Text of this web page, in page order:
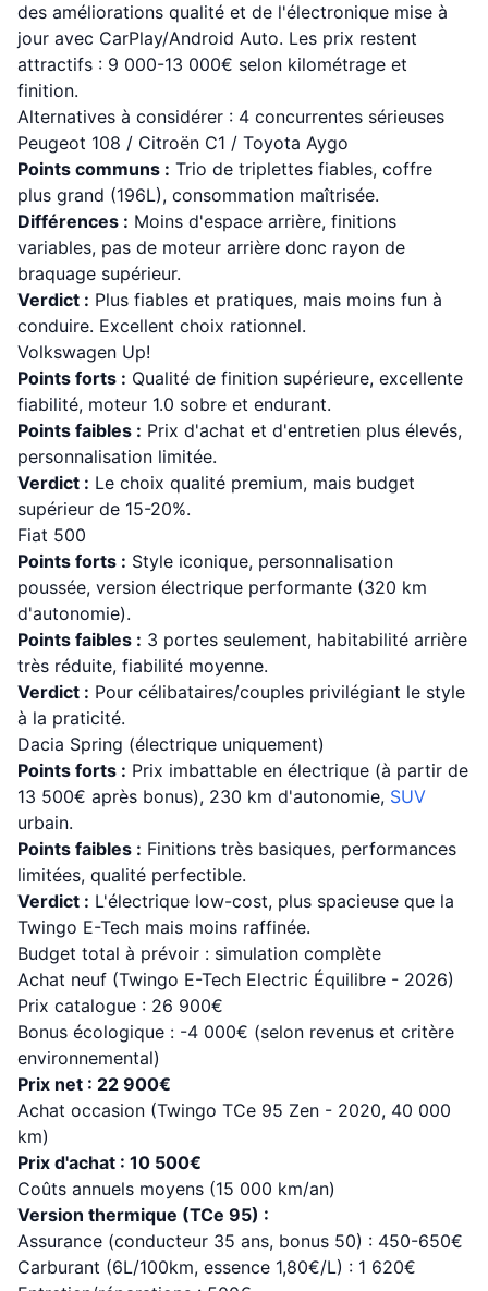
des améliorations qualité et de l'électronique mise à
jour avec CarPlay/Android Auto. Les prix restent
attractifs : 9 000-13 000€ selon kilométrage et
finition.
Alternatives à considérer : 4 concurrentes sérieuses
Peugeot 108 / Citroën C1 / Toyota Aygo
Points communs : Trio de triplettes fiables, coffre
plus grand (196L), consommation maîtrisée.
Différences : Moins d'espace arrière, finitions
variables, pas de moteur arrière donc rayon de
braquage supérieur.
Verdict : Plus fiables et pratiques, mais moins fun à
conduire. Excellent choix rationnel.
Volkswagen Up!
Points forts : Qualité de finition supérieure, excellente
fiabilité, moteur 1.0 sobre et endurant.
Points faibles : Prix d'achat et d'entretien plus élevés,
personnalisation limitée.
Verdict : Le choix qualité premium, mais budget
supérieur de 15-20%.
Fiat 500
Points forts : Style iconique, personnalisation
poussée, version électrique performante (320 km
d'autonomie).
Points faibles : 3 portes seulement, habitabilité arrière
très réduite, fiabilité moyenne.
Verdict : Pour célibataires/couples privilégiant le style
à la praticité.
Dacia Spring (électrique uniquement)
Points forts : Prix imbattable en électrique (à partir de
13 500€ après bonus), 230 km d'autonomie, SUV
urbain.
Points faibles : Finitions très basiques, performances
limitées, qualité perfectible.
Verdict : L'électrique low-cost, plus spacieuse que la
Twingo E-Tech mais moins raffinée.
Budget total à prévoir : simulation complète
Achat neuf (Twingo E-Tech Electric Équilibre - 2026)
Prix catalogue : 26 900€
Bonus écologique : -4 000€ (selon revenus et critère
environnemental)
Prix net : 22 900€
Achat occasion (Twingo TCe 95 Zen - 2020, 40 000
km)
Prix d'achat : 10 500€
Coûts annuels moyens (15 000 km/an)
Version thermique (TCe 95) :
Assurance (conducteur 35 ans, bonus 50) : 450-650€
Carburant (6L/100km, essence 1,80€/L) : 1 620€